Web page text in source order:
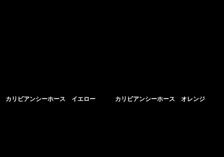
カリビアンシーホース イエロー カリビアンシーホース オレンジ